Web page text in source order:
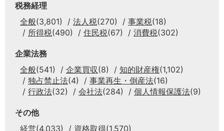
税務経理
全般(3,801) 法人税(270) 事業税(18)
所得税(490) 住民税(67) 消費税(302)
企業法務
全般(541) 企業買収(8) 知的財産権(1,102)
独占禁止法(4) 事業再生・倒産法(16)
行政法(32) 会社法(284) 個人情報保護法(9)
その他
経営(4,033) 資格取得(1,570)